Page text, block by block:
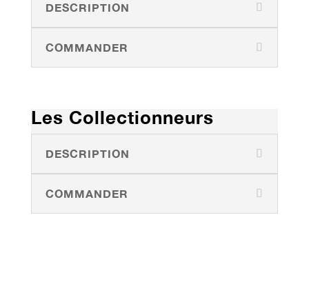
DESCRIPTION
COMMANDER
Les Collectionneurs
DESCRIPTION
COMMANDER